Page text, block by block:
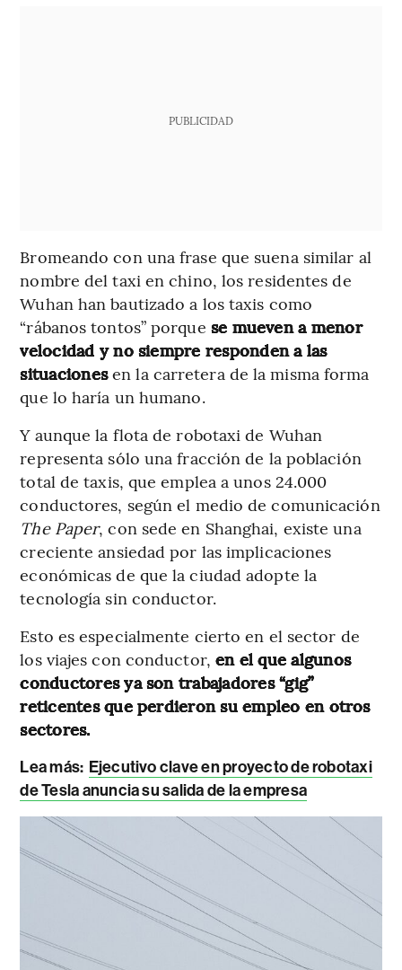
PUBLICIDAD
Bromeando con una frase que suena similar al
nombre del taxi en chino, los residentes de
Wuhan han bautizado a los taxis como
“rábanos tontos” porque se mueven a menor
velocidad y no siempre responden a las
situacionesen la carretera de la misma forma
que lo haría un humano.
Y aunque la flota de robotaxi de Wuhan
representa sólo una fracción de la población
total de taxis, que emplea a unos 24.000
conductores, según el medio de comunicación
The Paper, con sede en Shanghai, existe una
creciente ansiedad por las implicaciones
económicas de que la ciudad adopte la
tecnología sin conductor.
Esto es especialmente cierto en el sector de
los viajes con conductor, en el que algunos
conductores ya son trabajadores “gig”
reticentes que perdieron su empleo en otros
sectores.
Lea más: Ejecutivo clave en proyecto de robotaxi
de Tesla anuncia su salida de la empresa